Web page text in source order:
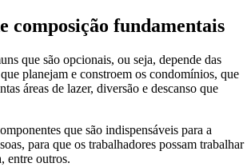
composição fundamentais
que são opcionais, ou seja, depende das
planejam e constroem os condomínios, que
áreas de lazer, diversão e descanso que
que são indispensáveis para a
para que os trabalhadores possam trabalhar
entre outros.